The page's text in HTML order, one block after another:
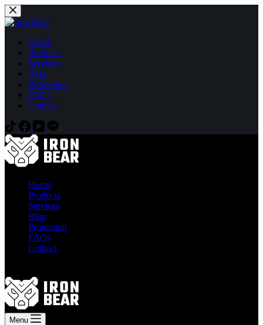
Skip
to
Home
Products
Services
Blog
Promotion
FAQs
Contact
Home
Products
Services
Blog
Promotion
FAQs
Contact
Menu